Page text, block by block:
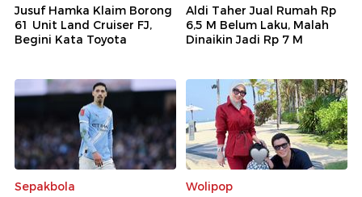
Jusuf Hamka Klaim Borong
61 Unit Land Cruiser FJ,
Begini Kata Toyota
Aldi Taher Jual Rumah Rp
6,5 M Belum Laku, Malah
Dinaikin Jadi Rp 7 M
Sepakbola
Wolipop